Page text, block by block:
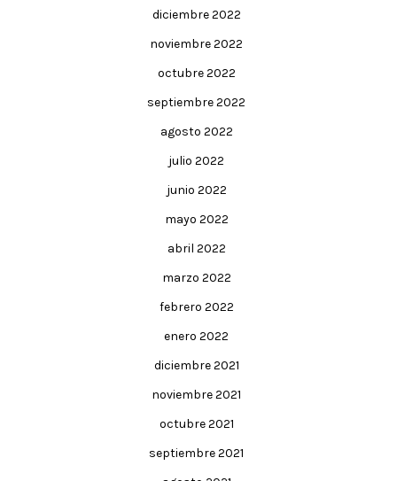
diciembre 2022
noviembre 2022
octubre 2022
septiembre 2022
agosto 2022
julio 2022
junio 2022
mayo 2022
abril 2022
marzo 2022
febrero 2022
enero 2022
diciembre 2021
noviembre 2021
octubre 2021
septiembre 2021